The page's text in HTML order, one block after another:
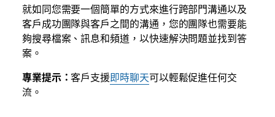
就如同您需要一個簡單的方式來進行跨部門溝通以及
客戶成功團隊與客戶之間的溝通，您的團隊也需要能
夠搜尋檔案、訊息和頻道，以快速解決問題並找到答
案。
專業提示：客戶支援即時聊天可以輕鬆促進任何交
流。